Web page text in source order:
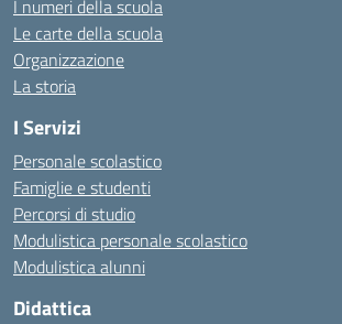
I numeri della scuola
Le carte della scuola
Organizzazione
La storia
I Servizi
Personale scolastico
Famiglie e studenti
Percorsi di studio
Modulistica personale scolastico
Modulistica alunni
Didattica